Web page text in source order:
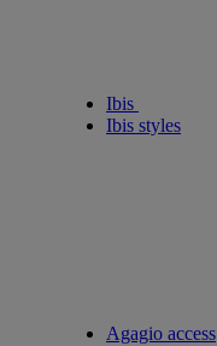
Ibis
Ibis styles
Agagio access